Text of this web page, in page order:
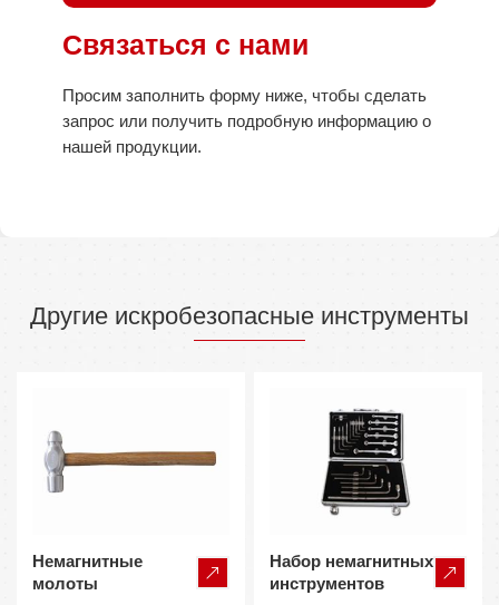
Связаться с нами
Просим заполнить форму ниже, чтобы сделать
запрос или получить подробную информацию о
нашей продукции.
Другие искробезопасные инструменты
Немагнитные
молоты
Набор немагнитных
инструментов